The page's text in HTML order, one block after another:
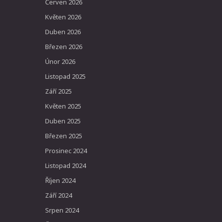
Červen 2026
Květen 2026
Duben 2026
Březen 2026
Únor 2026
Listopad 2025
Září 2025
Květen 2025
Duben 2025
Březen 2025
Prosinec 2024
Listopad 2024
Říjen 2024
Září 2024
Srpen 2024